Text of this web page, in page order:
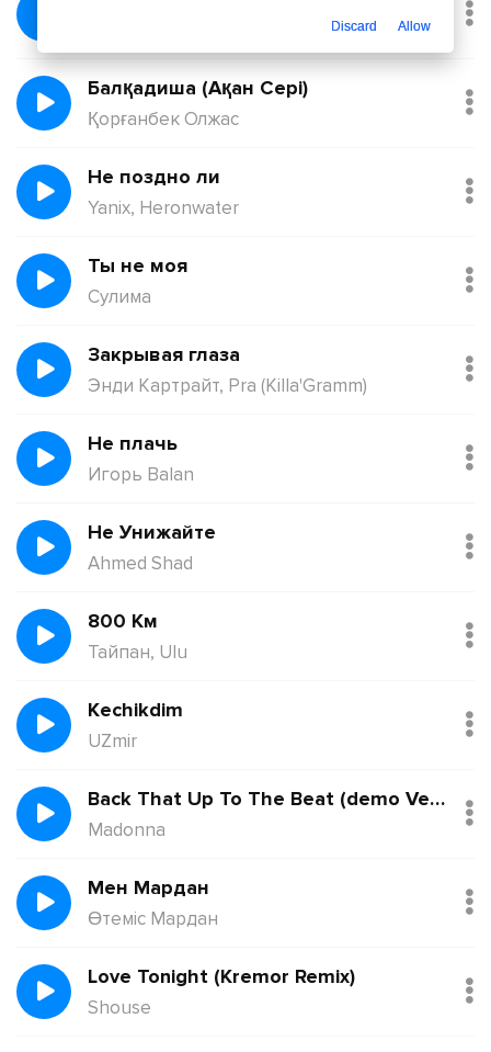
Балқадиша (Ақан Сері)
Қорғанбек Олжас
Не поздно ли
Yanix, Heronwater
Ты не моя
Сулима
Закрывая глаза
Энди Картрайт, Pra (Killa'Gramm)
Не плачь
Игорь Balan
Не Унижайте
Ahmed Shad
800 Км
Тайпан, Ulu
Kechikdim
UZmir
Back That Up To The Beat (demo Version)
Madonna
Мен Мардан
Өтеміс Мардан
Love Tonight (Kremor Remix)
Shouse
Discard Allow